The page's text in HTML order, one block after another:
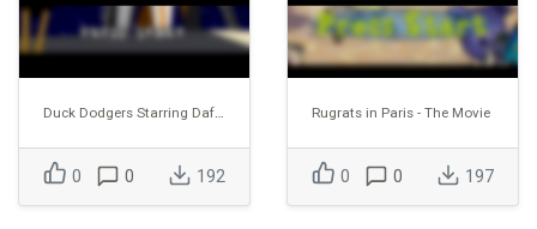
Duck Dodgers Starring Daffy Duck
0 0 192
Rugrats in Paris - The Movie
0 0 197